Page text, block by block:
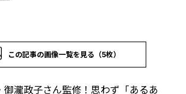
この記事の画像一覧を見る（5枚）
御瀧政子さん監修！思わず「あるあ